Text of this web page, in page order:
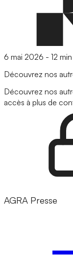
6 mai 2026 - 12 min
Découvrez nos
Découvrez nos
accès à plus de
AGRA Presse